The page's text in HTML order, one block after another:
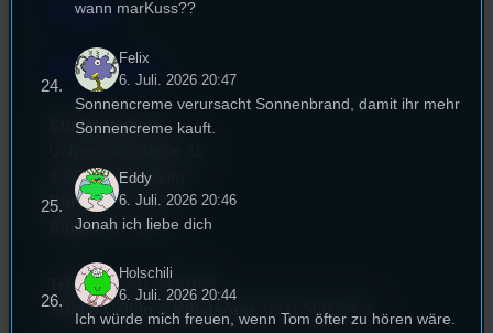
Empfang
EPK & Presse
Studentenfunk
93053 Regensburg
Büro:PT 4.0.73
Studio:SH 1.39
Telefon:0941 9435784
Studio Call-In & WhatsApp:
0941 56959421
wann marKuss??
Felix
6. Juli. 2026 20:47
Sonnencreme verursacht Sonnenbrand, damit ihr mehr
Sonnencreme kauft.
Eddy
6. Juli. 2026 20:46
Jonah ich liebe dich
Holschili
6. Juli. 2026 20:44
Ich würde mich freuen, wenn Tom öfter zu hören wäre.